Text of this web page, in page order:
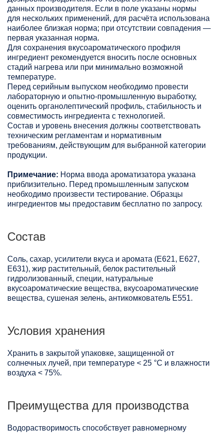
данных производителя. Если в поле указаны нормы
для нескольких применений, для расчёта использована
наиболее близкая норма; при отсутствии совпадения —
первая указанная норма.
Для сохранения вкусоароматического профиля
ингредиент рекомендуется вносить после основных
стадий нагрева или при минимально возможной
температуре.
Перед серийным выпуском необходимо провести
лабораторную и опытно-промышленную выработку,
оценить органолептический профиль, стабильность и
совместимость ингредиента с технологией.
Состав и уровень внесения должны соответствовать
техническим регламентам и нормативным
требованиям, действующим для выбранной категории
продукции.
Примечание: Норма ввода ароматизатора указана
приблизительно. Перед промышленным запуском
необходимо произвести тестирование. Образцы
ингредиентов мы предоставим бесплатно по запросу.
Состав
Соль, сахар, усилители вкуса и аромата (Е621, Е627,
Е631), жир растительный, белок растительный
гидролизованный, специи, натуральные
вкусоароматические вещества, вкусоароматические
вещества, сушеная зелень, антикомкователь Е551.
Условия хранения
Хранить в закрытой упаковке, защищенной от
солнечных лучей, при температуре < 25 °C и влажности
воздуха < 75%.
Преимущества для производства
Водорастворимость способствует равномерному